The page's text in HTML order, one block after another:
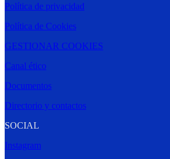
Política de privacidad
Política de Cookies
GESTIONAR COOKIES
Canal ético
Documentos
Directorio y contactos
SOCIAL
Instagram